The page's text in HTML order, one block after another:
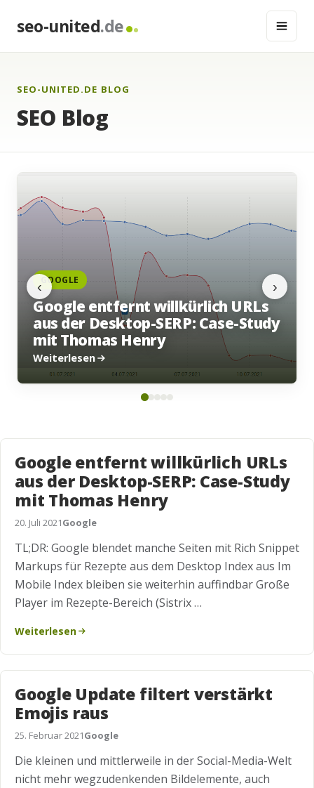
seo-united.de
SEO-UNITED.DE BLOG
SEO Blog
willkürlich URLs
SERP: Case-Study
Henry
GOOGLE
Google
Emojis raus
Weiterlesen
‹ ›
Google entfernt willkürlich URLs
aus der Desktop-SERP: Case-Study
mit Thomas Henry
20. Juli 2021Google
TL;DR: Google blendet manche Seiten mit Rich Snippet
Markups für Rezepte aus dem Desktop Index aus Im
Mobile Index bleiben sie weiterhin auffindbar Große
Player im Rezepte-Bereich (Sistrix …
Weiterlesen
Google Update filtert verstärkt
Emojis raus
25. Februar 2021Google
Die kleinen und mittlerweile in der Social-Media-Welt
nicht mehr wegzudenkenden Bildelemente, auch